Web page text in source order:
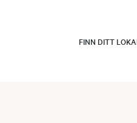
FINN DITT